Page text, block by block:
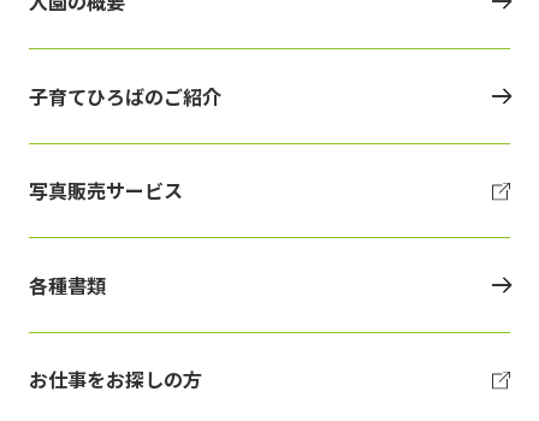
子育てひろばのご紹介
写真販売サービス
各種書類
お仕事をお探しの方